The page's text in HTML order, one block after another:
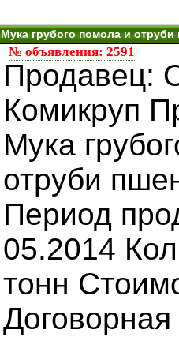
№ объявления: 2591
Мука грубого помола и
Продавец:
Комикруп
Мука
отруби
Период
05.2014
тонн
Договорная